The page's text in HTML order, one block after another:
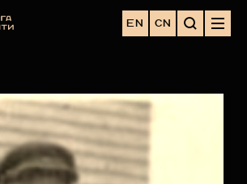
EN CN